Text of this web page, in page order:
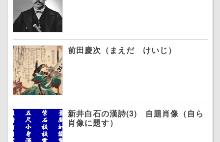
前田慶次（まえだ けいじ）
新井白石の漢詩(3) 自題肖像（自ら
肖像に題す）